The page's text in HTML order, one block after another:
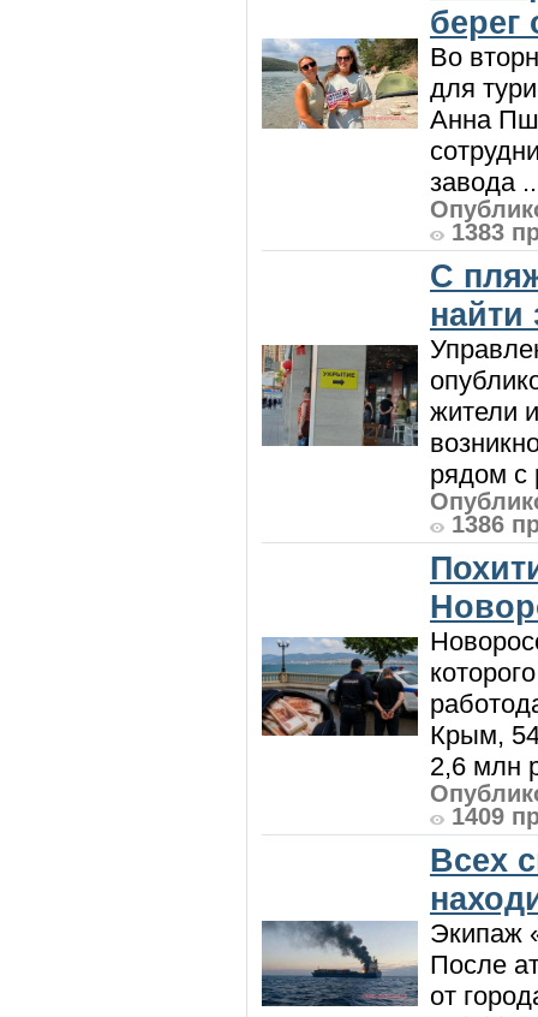
берег
Во
для
Анна
завода
1383
С
жители
рядом с
1386
Крым,
2,6 млн
1409
Всех
Экипаж
После
от